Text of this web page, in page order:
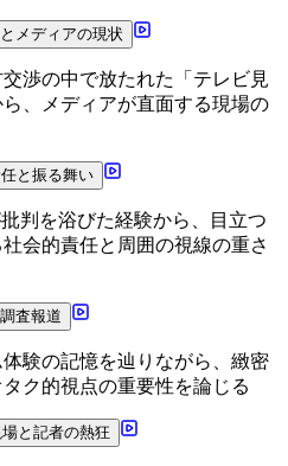
メディアの現状
渉の中で放たれた「テレビ見
、メディアが直面する現場の
と振る舞い
判を浴びた経験から、目立つ
会的責任と周囲の視線の重さ
査報道
験の記憶を辿りながら、緻密
ク的視点の重要性を論じる
と記者の熱狂